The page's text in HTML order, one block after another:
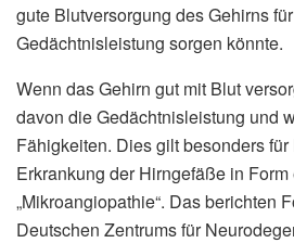
gute Blutversorgung des Gehirns
Gedächtnisleistung sorgen könnte.
Wenn das Gehirn gut mit Blut
davon die Gedächtnisleistung und
Fähigkeiten. Dies gilt besonders
Erkrankung der Hirngefäße in Form
„Mikroangiopathie“. Das berichten
Deutschen Zentrums für